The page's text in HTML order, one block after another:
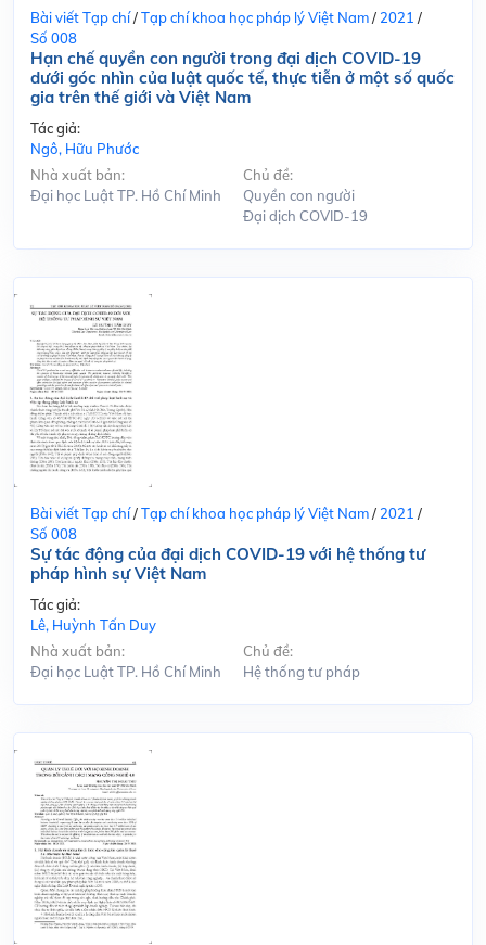
Bài viết Tạp chí/Tạp chí khoa học pháp lý Việt Nam/ 2021 /
Số 008
Hạn chế quyền con người trong đại dịch COVID-19
dưới góc nhìn của luật quốc tế, thực tiễn ở một số quốc
gia trên thế giới và Việt Nam
Tác giả:
Ngô, Hữu Phước
Nhà xuất bản:
Đại học Luật TP. Hồ Chí Minh
Chủ đề:
Quyền con người
Đại dịch COVID-19
Bài viết Tạp chí/Tạp chí khoa học pháp lý Việt Nam/ 2021 /
Số 008
Sự tác động của đại dịch COVID-19 với hệ thống tư
pháp hình sự Việt Nam
Tác giả:
Lê, Huỳnh Tấn Duy
Nhà xuất bản:
Đại học Luật TP. Hồ Chí Minh
Chủ đề:
Hệ thống tư pháp